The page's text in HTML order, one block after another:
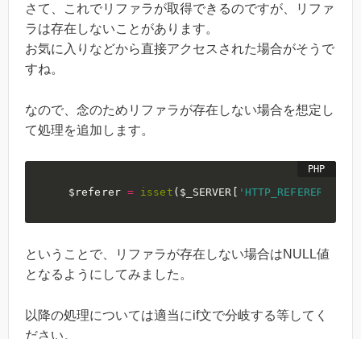
さて、これでリファラが取得できるのですが、リファ
ラは存在しないことがあります。
お気に入りなどから直接アクセスされた場合がそうで
すね。
なので、念のためリファラが存在しない場合を想定し
て処理を追加します。
$referer = isset ( $_SERVER 'HTTP_REFERER'
ということで、リファラが存在しない場合はNULL値
となるようにしてみました。
以降の処理については適当にif文で分岐する等してく
ださい。